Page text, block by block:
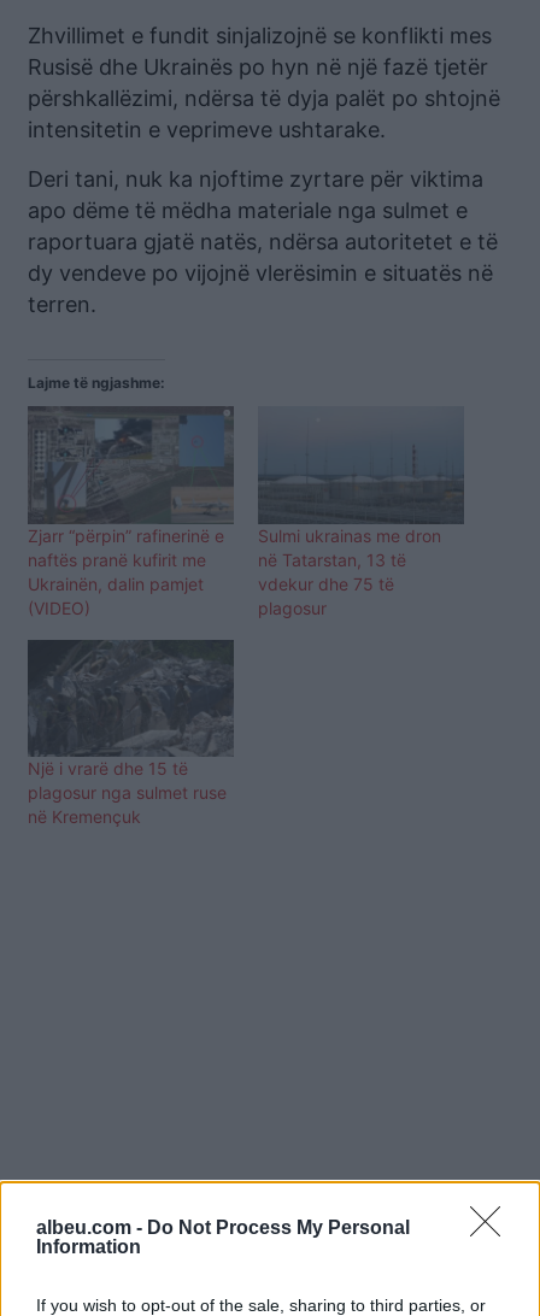
albeu.com - Do Not Process My Personal
Information
If you wish to opt-out of the sale, sharing to third parties, or
Zhvillimet e fundit sinjalizojnë se konflikti mes
Rusisë dhe Ukrainës po hyn në një fazë tjetër
përshkallëzimi, ndërsa të dyja palët po shtojnë
intensitetin e veprimeve ushtarake.
Deri tani, nuk ka njoftime zyrtare për viktima
apo dëme të mëdha materiale nga sulmet e
raportuara gjatë natës, ndërsa autoritetet e të
dy vendeve po vijojnë vlerësimin e situatës në
terren.
Lajme të ngjashme:
Zjarr “përpin” rafinerinë e
naftës pranë kufirit me
Ukrainën, dalin pamjet
(VIDEO)
Sulmi ukrainas me dron
në Tatarstan, 13 të
vdekur dhe 75 të
plagosur
Një i vrarë dhe 15 të
plagosur nga sulmet ruse
në Kremençuk
Shtuarmë18.06.2026 08:03